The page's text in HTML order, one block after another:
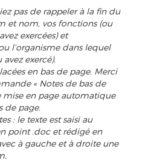
pas de rappeler à la fin du
et nom, vos fonctions (ou
exercées) et
l’organisme dans lequel
avez exercé).
en bas de page. Merci
« Notes de bas de
mise en page automatique
de page.
: le texte est saisi au
point .doc et rédigé en
à gauche et à droite une